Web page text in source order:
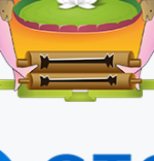
Alcaldía de Leticia